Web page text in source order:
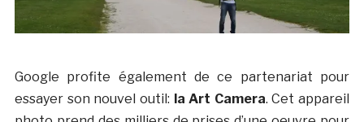
Google profite également de ce partenariat pour
essayer son nouvel outil: la Art Camera. Cet appareil